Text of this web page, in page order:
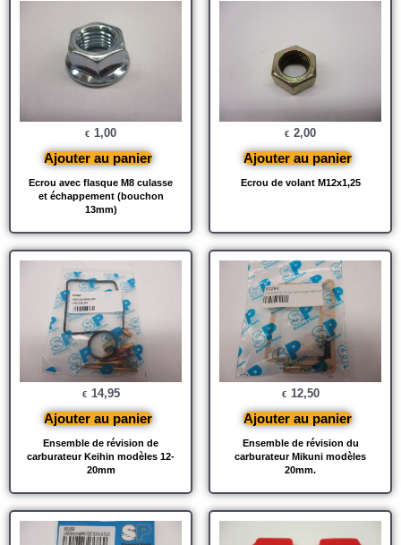
Ecrou avec flasque M8 culasse
et échappement (bouchon
13mm)
€ 1,00
Ajouter au panier
Ecrou de volant M12x1,25
€ 2,00
Ajouter au panier
Ensemble de révision de
carburateur Keihin modèles 12-
20mm
€ 14,95
Ajouter au panier
Ensemble de révision du
carburateur Mikuni modèles
20mm.
€ 12,50
Ajouter au panier